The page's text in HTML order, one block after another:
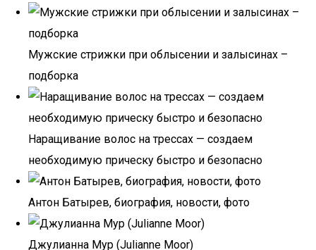
Мужские стрижки при облысении и залысинах –
подборка
Наращивание волос на трессах — создаем
необходимую прическу быстро и безопасно
Антон Батырев, биография, новости, фото
Джулианна Мур (Julianne Moor)